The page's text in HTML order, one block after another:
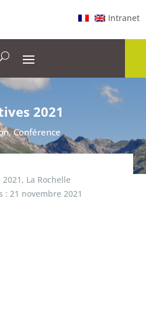
Intranet
2021
,Conférence
, La Rochelle
: 21 novembre 2021